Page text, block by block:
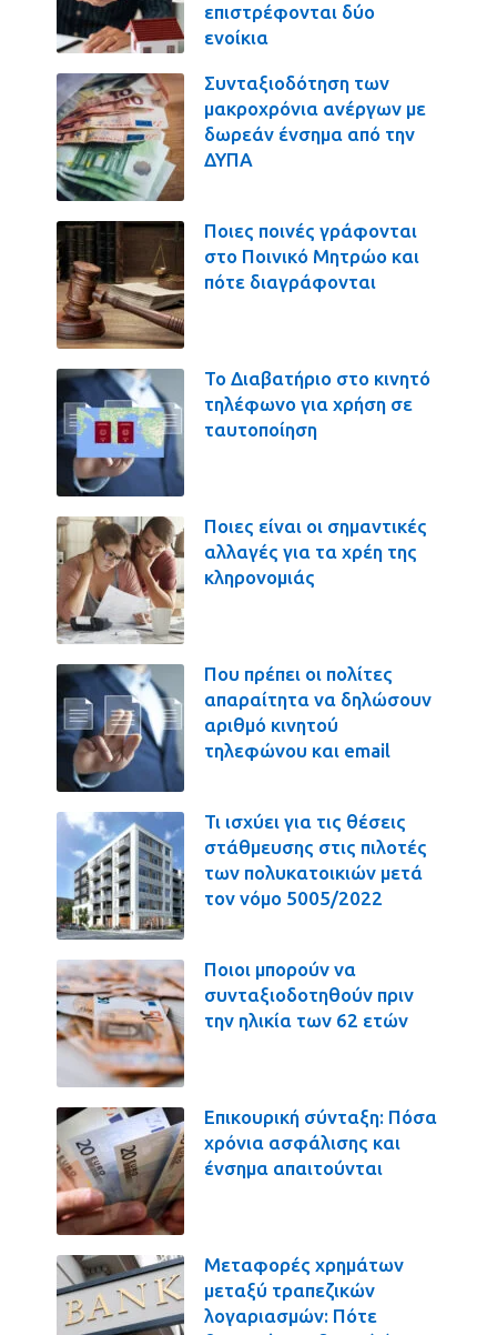
επιστρέφονται δύο
ενοίκια
Συνταξιοδότηση των
μακροχρόνια ανέργων με
δωρεάν ένσημα από την
ΔΥΠΑ
Ποιες ποινές γράφονται
στο Ποινικό Μητρώο και
πότε διαγράφονται
Το Διαβατήριο στο κινητό
τηλέφωνο για χρήση σε
ταυτοποίηση
Ποιες είναι οι σημαντικές
αλλαγές για τα χρέη της
κληρονομιάς
Που πρέπει οι πολίτες
απαραίτητα να δηλώσουν
αριθμό κινητού
τηλεφώνου και email
Τι ισχύει για τις θέσεις
στάθμευσης στις πιλοτές
των πολυκατοικιών μετά
τον νόμο 5005/2022
Ποιοι μπορούν να
συνταξιοδοτηθούν πριν
την ηλικία των 62 ετών
Επικουρική σύνταξη: Πόσα
χρόνια ασφάλισης και
ένσημα απαιτούνται
Μεταφορές χρημάτων
μεταξύ τραπεζικών
λογαριασμών: Πότε